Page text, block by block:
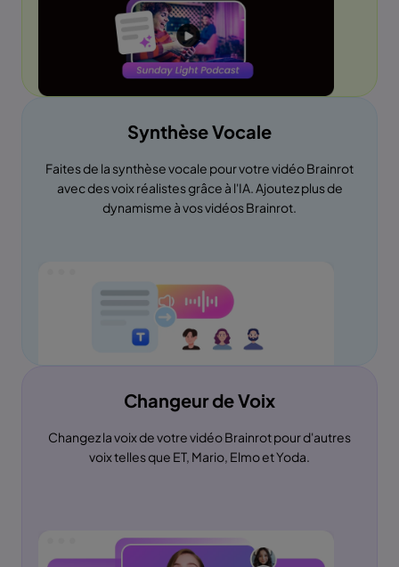
Synthèse Vocale
Faites de la synthèse vocale pour votre vidéo Brainrot
avec des voix réalistes grâce à l'IA. Ajoutez plus de
dynamisme à vos vidéos Brainrot.
Changeur de Voix
Changez la voix de votre vidéo Brainrot pour d'autres
voix telles que ET, Mario, Elmo et Yoda.